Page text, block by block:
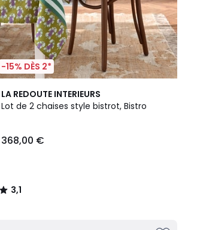
-15% DÈS 2*
LA REDOUTE INTERIEURS
Lot de 2 chaises style bistrot, Bistro
368,00 €
3,1
/
3,1
/